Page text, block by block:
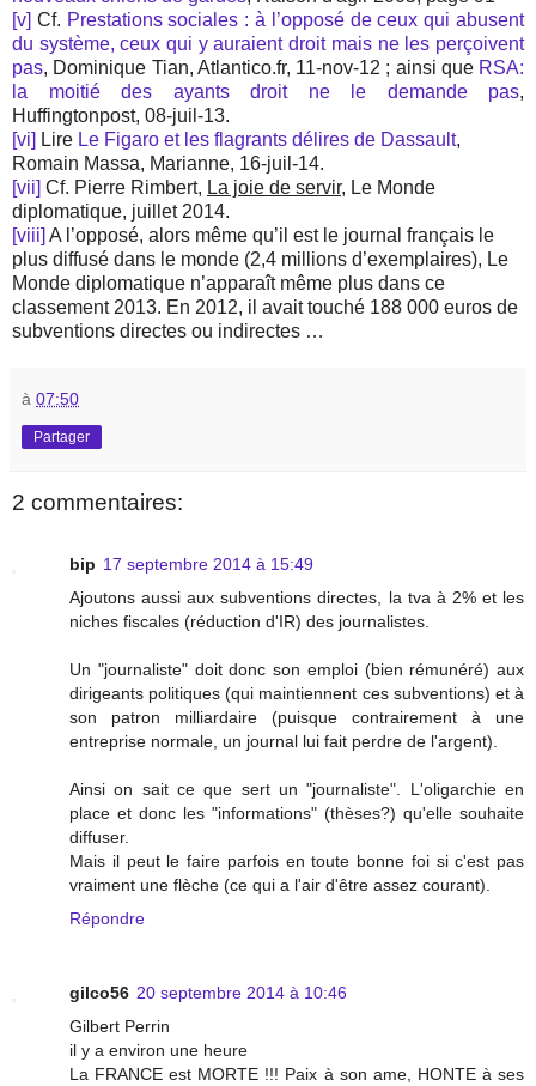
[v] Cf. Prestations sociales : à l’opposé de ceux qui abusent
du système, ceux qui y auraient droit mais ne les perçoivent
pas, Dominique Tian, Atlantico.fr, 11-nov-12 ; ainsi que RSA:
la moitié des ayants droit ne le demande pas,
Huffingtonpost, 08-juil-13.
[vi]
Lire Le Figaro et les flagrants délires de Dassault,
Romain Massa, Marianne, 16-juil-14.
[vii] Cf. Pierre Rimbert, La joie de servir, Le Monde
diplomatique, juillet 2014.
[viii] A l’opposé, alors même qu’il est le journal français le
plus diffusé dans le monde (2,4 millions d’exemplaires), Le
Monde diplomatique n’apparaît même plus dans ce
classement 2013. En 2012, il avait touché 188 000 euros de
subventions directes ou indirectes …
à 07:50
Partager
2 commentaires:
bip 17 septembre 2014 à 15:49
Ajoutons aussi aux subventions directes, la tva à 2% et les
niches fiscales (réduction d'IR) des journalistes.
Un "journaliste" doit donc son emploi (bien rémunéré) aux
dirigeants politiques (qui maintiennent ces subventions) et à
son patron milliardaire (puisque contrairement à une
entreprise normale, un journal lui fait perdre de l'argent).
Ainsi on sait ce que sert un "journaliste". L'oligarchie en
place et donc les "informations" (thèses?) qu'elle souhaite
diffuser.
Mais il peut le faire parfois en toute bonne foi si c'est pas
vraiment une flèche (ce qui a l'air d'être assez courant).
Répondre
gilco56 20 septembre 2014 à 10:46
Gilbert Perrin
il y a environ une heure
La FRANCE est MORTE !!! Paix à son ame, HONTE à ses